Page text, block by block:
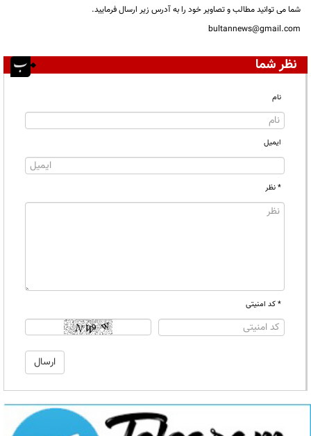
شما می توانید مطالب و تصاویر خود را به آدرس زیر ارسال فرمایید.
bultannews@gmail.com
نظر شما
نام
ایمیل
* نظر
* کد امنیتی